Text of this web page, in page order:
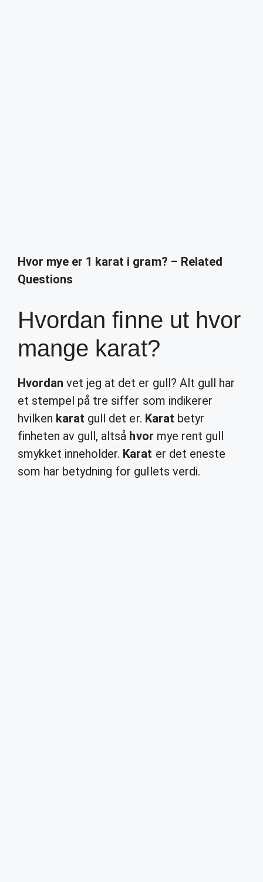
Hvor mye er 1 karat i gram? – Related
Questions
Hvordan finne ut hvor
mange karat?
Hvordan vet jeg at det er gull? Alt gull har
et stempel på tre siffer som indikerer
hvilken karat gull det er. Karat betyr
finheten av gull, altså hvor mye rent gull
smykket inneholder. Karat er det eneste
som har betydning for gullets verdi.